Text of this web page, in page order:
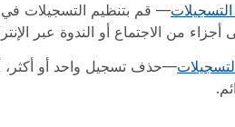
— قم بتنظيم التسجيلات
أجزاء من الاجتماع أو الندوة عبر
—حذف تسجيل واحد أو أكثر،